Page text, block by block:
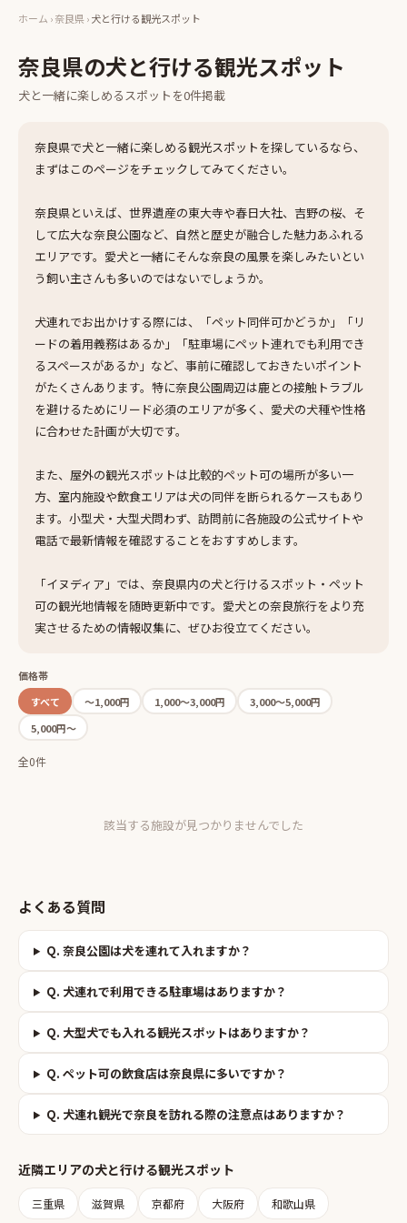
ホーム ›奈良県›犬と行ける観光スポット
奈良県の犬と行ける観光スポット
犬と一緒に楽しめるスポット を0件掲載
奈良県で犬と一緒に楽しめる観光スポットを探しているなら、
まずはこのページをチェックしてみてください。
奈良県といえば、世界遺産の東大寺や春日大社、吉野の桜、そ
して広大な奈良公園など、自然と歴史が融合した魅力あふれる
エリアです。愛犬と一緒にそんな奈良の風景を楽しみたいとい
う飼い主さんも多いのではないでしょうか。
犬連れでお出かけする際には、「ペット同伴可かどうか」「リ
ードの着用義務はあるか」「駐車場にペット連れでも利用でき
るスペースがあるか」など、事前に確認しておきたいポイント
がたくさんあります。特に奈良公園周辺は鹿との接触トラブル
を避けるためにリード必須のエリアが多く、愛犬の犬種や性格
に合わせた計画が大切です。
また、屋外の観光スポットは比較的ペット可の場所が多い一
方、室内施設や飲食エリアは犬の同伴を断られるケースもあり
ます。小型犬・大型犬問わず、訪問前に各施設の公式サイトや
電話で最新情報を確認することをおすすめします。
「イヌディア」では、奈良県内の犬と行けるスポット・ペット
可の観光地情報を随時更新中です。愛犬との奈良旅行をより充
実させるための情報収集に、ぜひお役立てください。
価格帯
すべて
〜1,000円 1,000〜3,000円
3,000〜5,000円
5,000円〜
全0件
該当する施設が見つかりませんでした
よくある質問
Q. 奈良公園は犬を連れて入れますか？
Q. 犬連れで利用できる駐車場はありますか？
Q. 大型犬でも入れる観光スポットはありますか？
Q. ペット可の飲食店は奈良県に多いですか？
Q. 犬連れ観光で奈良を訪れる際の注意点はありますか？
近隣エリアの犬と行ける観光スポット
三重県 滋賀県 京都府 大阪府 和歌山県